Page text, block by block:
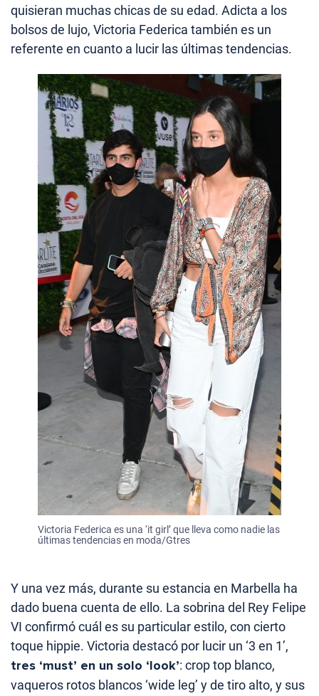
quisieran muchas chicas de su edad. Adicta a los
bolsos de lujo, Victoria Federica también es un
referente en cuanto a lucir las últimas tendencias.
Victoria Federica es una ‘it girl’ que lleva como nadie las
últimas tendencias en moda/Gtres
Y una vez más, durante su estancia en Marbella ha
dado buena cuenta de ello. La sobrina del Rey Felipe
VI confirmó cuál es su particular estilo, con cierto
toque hippie. Victoria destacó por lucir un ‘3 en 1’,
tres ‘must’ en un solo ‘look’: crop top blanco,
vaqueros rotos blancos ‘wide leg’ y de tiro alto, y sus